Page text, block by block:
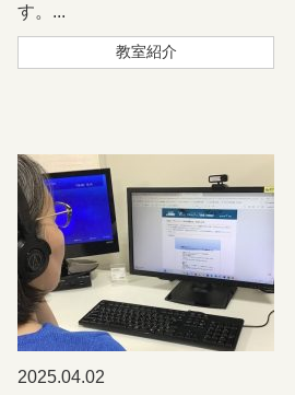
す。...
教室紹介
2025.04.02